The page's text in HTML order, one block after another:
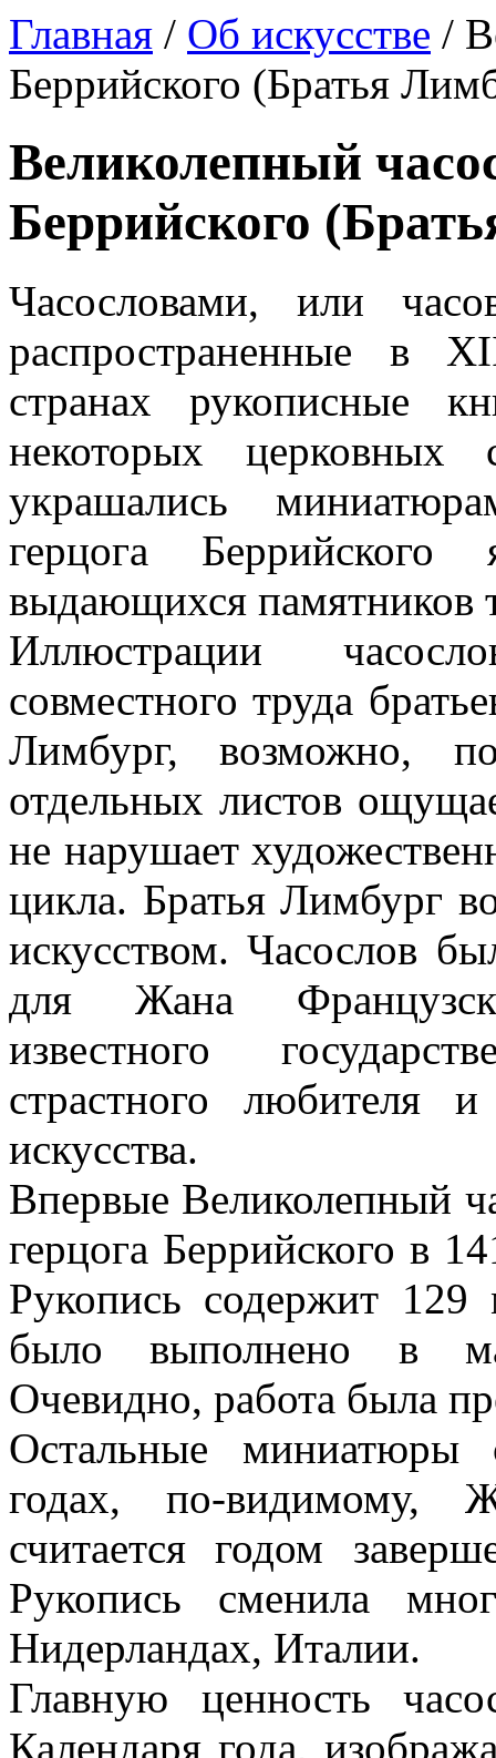
Главная / Об искусстве /
Беррийского (Братья
Великолепный
Беррийского
Часословами, или
распространенные в
странах рукописные
некоторых
украшались
герцога
выдающихся памятников
Иллюстрации
совместного труда
Лимбург, возможно,
отдельных листов
не нарушает
цикла. Братья Лимбург
искусством. Часослов
для Жана
известного
страстного любителя и
искусства.
Впервые Великолепный
герцога Беррийского в
Рукопись содержит
было выполнено в
Очевидно, работа была
Остальные миниатюры
годах, по-видимому,
считается годом
Рукопись сменила
Нидерландах, Италии.
Главную ценность
Календаря года,